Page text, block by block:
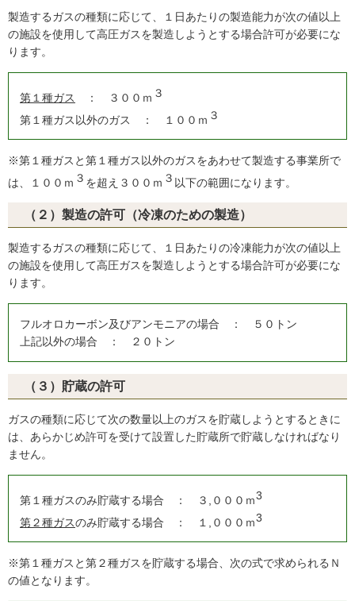
製造するガスの種類に応じて、１日あたりの製造能力が次の値以上
の施設を使用して高圧ガスを製造しようとする場合許可が必要にな
ります。
第１種ガス ： ３００ｍ ３
第１種ガス以外のガス ： １００ｍ ３
※第１種ガスと第１種ガス以外のガスをあわせて製造する事業所で
は、１００ｍ ３ を超え３００ｍ ３ 以下の範囲になります。
（２）製造の許可（冷凍のための製造）
製造するガスの種類に応じて、１日あたりの冷凍能力が次の値以上
の施設を使用して高圧ガスを製造しようとする場合許可が必要にな
ります。
フルオロカーボン及びアンモニアの場合 ： ５０トン
上記以外の場合 ： ２０トン
（３）貯蔵の許可
ガスの種類に応じて次の数量以上のガスを貯蔵しようとするときに
は、あらかじめ許可を受けて設置した貯蔵所で貯蔵しなければなり
ません。
第１種ガスのみ貯蔵する場合 ： ３,０００ｍ3
第２種ガスのみ貯蔵する場合 ： １,０００ｍ3
※第１種ガスと第２種ガスを貯蔵する場合、次の式で求められるＮ
の値となります。